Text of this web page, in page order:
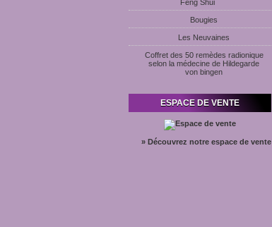
Feng Shui
Bougies
Les Neuvaines
Coffret des 50 remèdes radionique
selon la médecine de Hildegarde
von bingen
ESPACE DE VENTE
» Découvrez notre espace de vente